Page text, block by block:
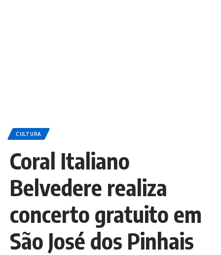
CULTURA
Coral Italiano
Belvedere realiza
concerto gratuito em
São José dos Pinhais